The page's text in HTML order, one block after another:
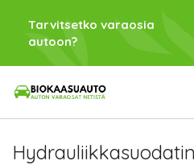
Tarvitsetko varaosia
autoon?